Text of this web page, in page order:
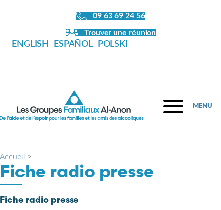
09 63 69 24 56
Trouver une réunion
ENGLISH ESPAÑOL POLSKI
MENU
Accueil >
Fiche radio presse
Fiche radio presse